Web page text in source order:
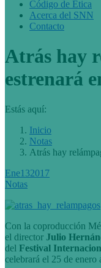
Código de Ética
Acerca del SNN
Contacto
Atrás hay
estrenará
Estás aquí:
Inicio
Notas
Atrás hay
Ene132017
Notas
Con la coproducción
el director Julio
del Festival
celebrará el 25 de